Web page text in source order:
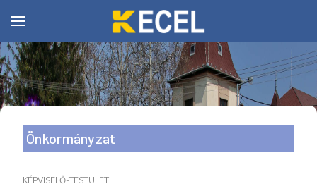
Önkormányzat
KÉPVISELŐ-TESTÜLET